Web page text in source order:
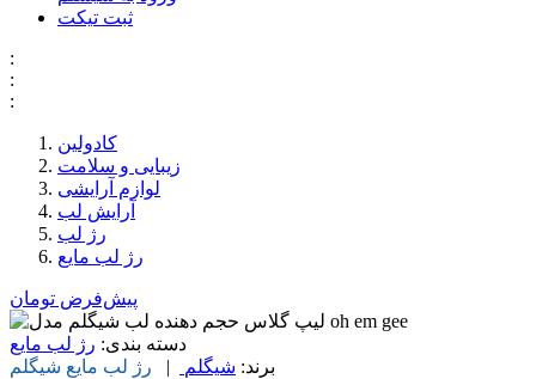
ثبت تیکت
:
:
:
کادولین
زیبایی و سلامت
لوازم آرایشی
آرایش لب
رژ لب
رژ لب مایع
پیش‌فرض تومان
دسته بندی: رژ لب مایع
برند: شیگلم | رژ لب مایع شیگلم